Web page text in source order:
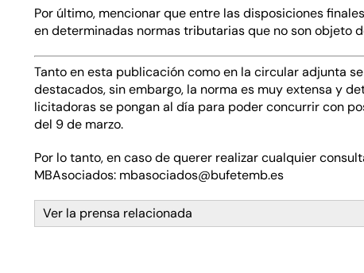
Por último, mencionar que entre las disposiciones
en determinadas normas tributarias que no son objeto
Tanto en esta publicación como en la circular adjunta
destacados, sin embargo, la norma es muy extensa y
licitadoras se pongan al día para poder concurrir con
del 9 de marzo.
Por lo tanto, en caso de querer realizar cualquier
MBAsociados: mbasociados@bufetemb.es
Ver la prensa relacionada